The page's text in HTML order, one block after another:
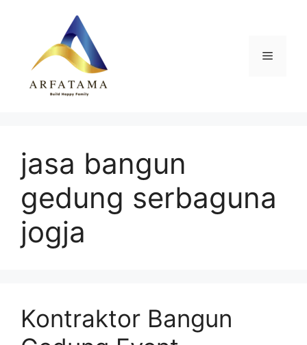
Menu
jasa bangun
gedung serbaguna
jogja
Kontraktor Bangun